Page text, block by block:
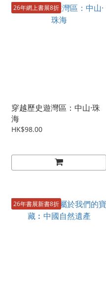
26年網上書展8折
穿越歷史遊灣區：中山·珠
海
HK$98.00
26年書展新書8折